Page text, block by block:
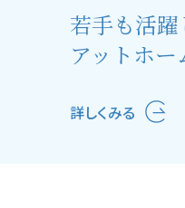
若手も活
アットホー
詳しくみる